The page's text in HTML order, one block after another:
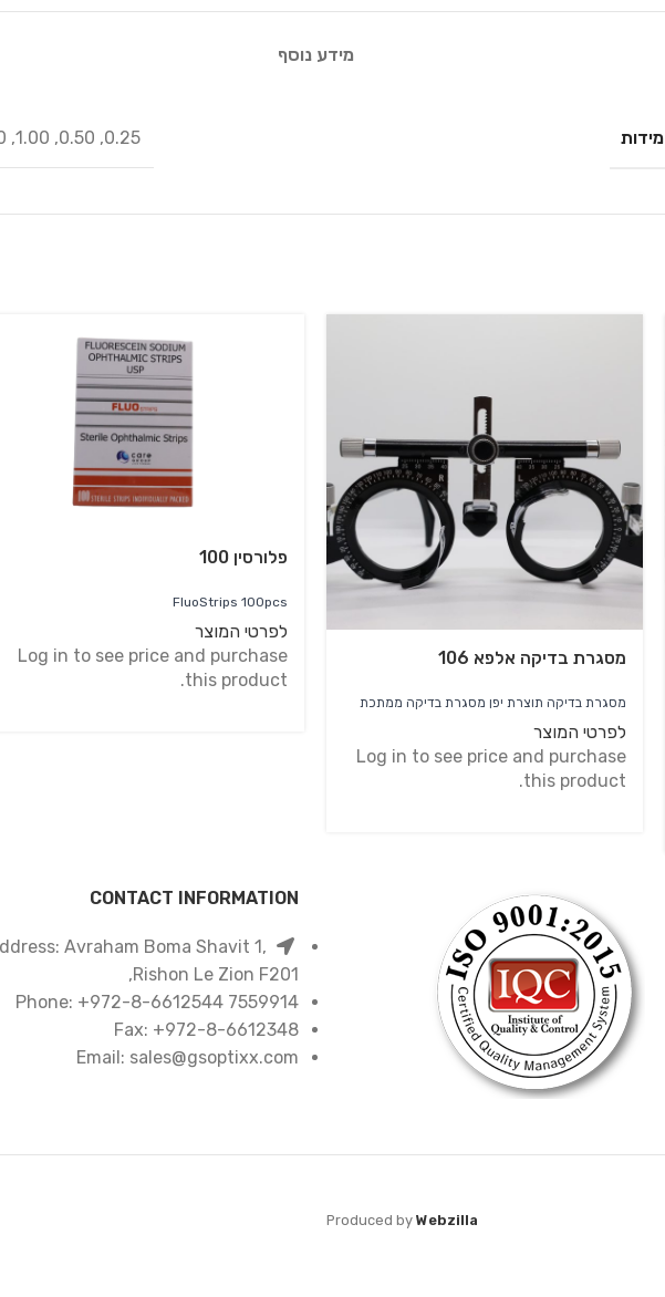
מידע נוסף
מידות 0.25
,
0.50
,
1.00
,
מסגרת בדיקה אלפא 106
מסגרת בדיקה תוצרת יפן מסגרת בדיקה ממתכת
לפרטי המוצר
Log in to see price and purchase
this product.
פלורסין 100
FluoStrips 100pcs
לפרטי המוצר
Log in to see price and purchase
this product.
CONTACT INFORMATION
Avraham Boma Shavit 1,
Rishon Le Zion F201,
7559914 Phone: +972-8-6612544
Fax: +972-8-6612348
Email: sales@gsoptixx.com
Produced by Webzilla